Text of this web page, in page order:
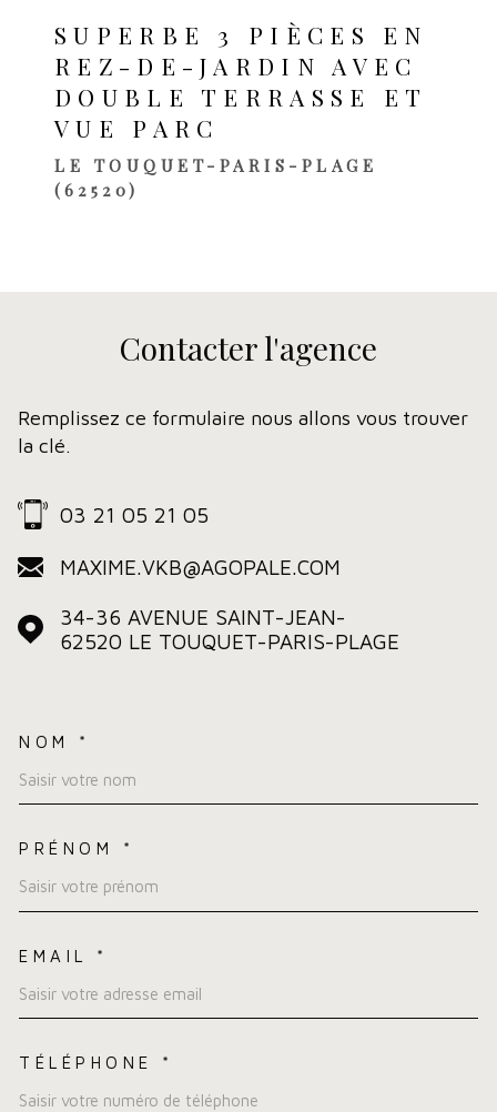
SUPERBE 3 PIÈCES EN
REZ-DE-JARDIN AVEC
DOUBLE TERRASSE ET
VUE PARC
LE TOUQUET-PARIS-PLAGE
(62520)
Contacterl'agence
Remplissez ce formulaire nous allons vous trouver
la clé.
03 21 05 21 05
MAXIME.VKB@AGOPALE.COM
34-36 AVENUE SAINT-JEAN-
62520
LE TOUQUET-PARIS-PLAGE
NOM *
PRÉNOM *
EMAIL *
TÉLÉPHONE *